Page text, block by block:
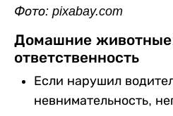
Фото: pixabay.com
Домашние
ответственность
Если нарушил
невнимательность,